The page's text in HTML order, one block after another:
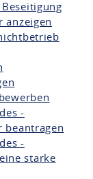
anzeigen
-
beantragen
-
starke